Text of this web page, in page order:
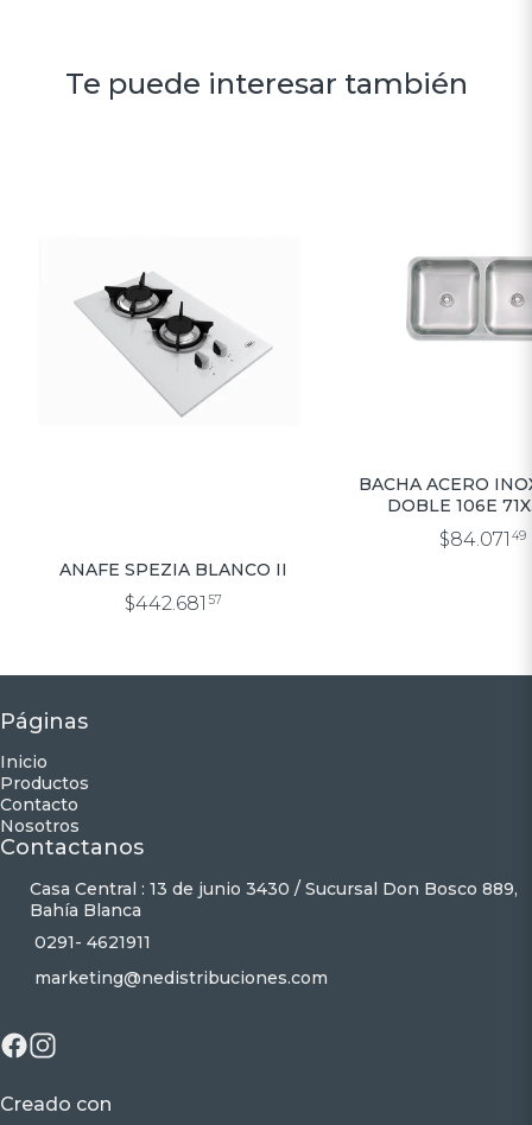
Te puede interesar también
ANAFE SPEZIA BLANCO II
$442.681 57
BACHA ACERO
DOBLE 106E
$84.071 49
Páginas
Inicio
Productos
Contacto
Nosotros
Contactanos
Casa Central : 13 de junio 3430 / Sucursal Don Bosco 889,
Bahía Blanca
0291- 4621911
marketing@nedistribuciones.com
Creado con